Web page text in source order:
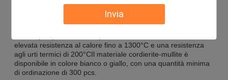
Invia
applicazioni ad alta temperatura con eccellente resistenza
allo shock termico e coefficiente di espansione termica (2,2 ×
elevata resistenza al calore fino a 1300°C e una resistenza
agli urti termici di 200°CIl materiale cordierite-mullite è
disponibile in colore bianco o giallo, con una quantità minima
di ordinazione di 300 pcs.